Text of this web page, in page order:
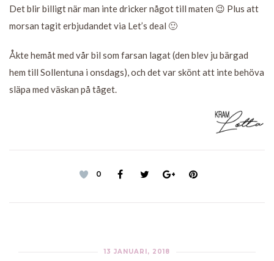
Det blir billigt när man inte dricker något till maten 😉 Plus att
morsan tagit erbjudandet via Let’s deal 🙂
Åkte hemåt med vår bil som farsan lagat (den blev ju bärgad
hem till Sollentuna i onsdags), och det var skönt att inte behöva
släpa med väskan på tåget.
0
13 JANUARI, 2018